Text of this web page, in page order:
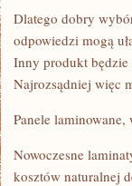
Dlatego dobry
odpowiedzi mogą
Inny produkt będzie
Najrozsądniej więc
Panele
Nowoczesne
kosztów naturalnej